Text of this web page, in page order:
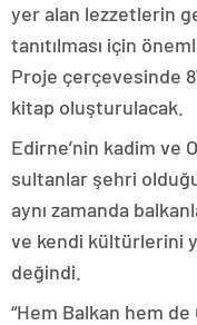
yer alan lezzetlerin
tanıtılması için
Proje çerçevesinde
kitap oluşturulacak.
Edirne’nin kadim ve
sultanlar şehri
aynı zamanda
ve kendi kültürlerini
değindi.
“Hem Balkan hem